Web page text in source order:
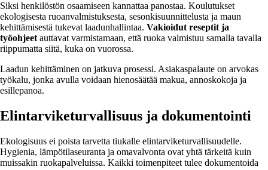
Siksi henkilöstön osaamiseen kannattaa panostaa. Koulutukset
ekologisesta ruoanvalmistuksesta, sesonkisuunnittelusta ja maun
kehittämisestä tukevat laadunhallintaa. Vakioidut reseptit ja
työohjeet auttavat varmistamaan, että ruoka valmistuu samalla tavalla
riippumatta siitä, kuka on vuorossa.
Laadun kehittäminen on jatkuva prosessi. Asiakaspalaute on arvokas
työkalu, jonka avulla voidaan hienosäätää makua, annoskokoja ja
esillepanoa.
Elintarviketurvallisuus ja dokumentointi
Ekologisuus ei poista tarvetta tiukalle elintarviketurvallisuudelle.
Hygienia, lämpötilaseuranta ja omavalvonta ovat yhtä tärkeitä kuin
muissakin ruokapalveluissa. Kaikki toimenpiteet tulee dokumentoida